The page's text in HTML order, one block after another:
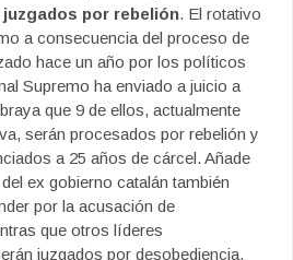
por rebelión. El rotativo
a consecuencia del proceso de
hace un año por los políticos
Supremo ha enviado a juicio a
que 9 de ellos, actualmente
serán procesados por rebelión y
a 25 años de cárcel. Añade
ex gobierno catalán también
por la acusación de
que otros líderes
juzgados por desobediencia.